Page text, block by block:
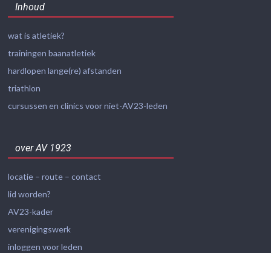
Inhoud
wat is atletiek?
trainingen baanatletiek
hardlopen lange(re) afstanden
triathlon
cursussen en clinics voor niet-AV23-leden
over AV 1923
locatie – route – contact
lid worden?
AV23-kader
verenigingswerk
inloggen voor leden